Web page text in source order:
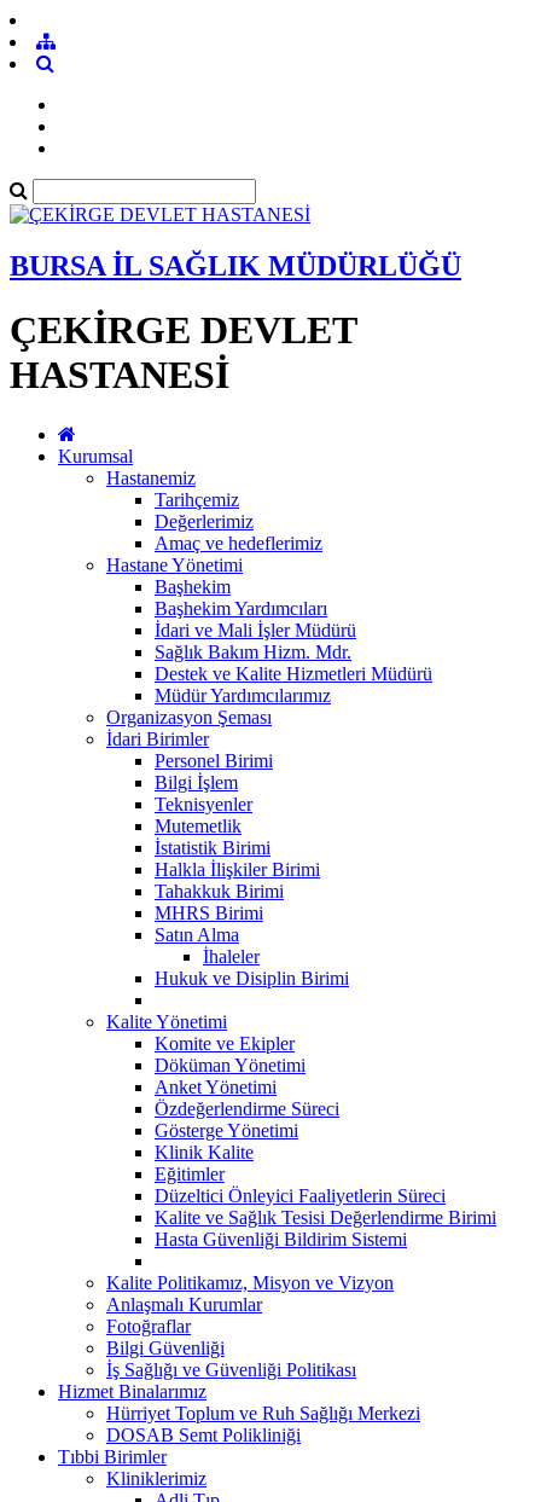
BURSA İL SAĞLIK MÜDÜRLÜĞÜ
ÇEKİRGE DEVLET
HASTANESİ
Kurumsal
Hastanemiz
Tarihçemiz
Değerlerimiz
Amaç ve hedeflerimiz
Hastane Yönetimi
Başhekim
Başhekim Yardımcıları
İdari ve Mali İşler Müdürü
Sağlık Bakım Hizm. Mdr.
Destek ve Kalite Hizmetleri Müdürü
Müdür Yardımcılarımız
Organizasyon Şeması
İdari Birimler
Personel Birimi
Bilgi İşlem
Teknisyenler
Mutemetlik
İstatistik Birimi
Halkla İlişkiler Birimi
Tahakkuk Birimi
MHRS Birimi
Satın Alma
İhaleler
Hukuk ve Disiplin Birimi
Kalite Yönetimi
Komite ve Ekipler
Döküman Yönetimi
Anket Yönetimi
Özdeğerlendirme Süreci
Gösterge Yönetimi
Klinik Kalite
Eğitimler
Düzeltici Önleyici Faaliyetlerin Süreci
Kalite ve Sağlık Tesisi Değerlendirme Birimi
Hasta Güvenliği Bildirim Sistemi
Kalite Politikamız, Misyon ve Vizyon
Anlaşmalı Kurumlar
Fotoğraflar
Bilgi Güvenliği
İş Sağlığı ve Güvenliği Politikası
Hizmet Binalarımız
Hürriyet Toplum ve Ruh Sağlığı Merkezi
DOSAB Semt Polikliniği
Tıbbi Birimler
Kliniklerimiz